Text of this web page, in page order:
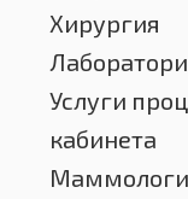
Хирургия
Услуги
кабинета